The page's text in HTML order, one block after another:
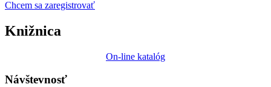
Chcem sa zaregistrovať
Knižnica
On-line katalóg
Návštevnosť